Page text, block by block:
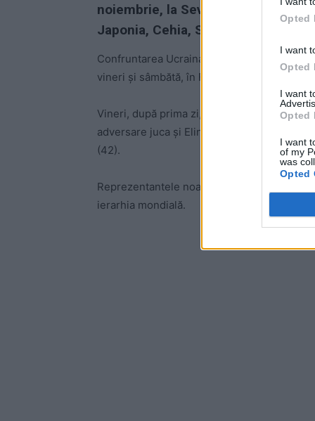
Opted
I want
Opted
I want
Opted
I want
of my
was
Opted
noiembrie, la Sevilla (Spania).
Japonia, Cehia, Spania, Italia,
Confruntarea Ucraina – România, unul
vineri și sâmbătă, în Florida (SUA), la
Vineri, după prima zi, Ucraina conducea cu
adversare juca și Elina Svitolina (nr. 18
(42).
Reprezentantele noastre, Ana Bogdan (64)
ierarhia mondială.